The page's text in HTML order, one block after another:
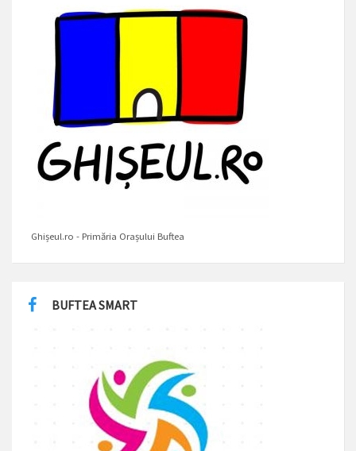
Ghișeul.ro - Primăria Orașului Buftea
BUFTEA SMART